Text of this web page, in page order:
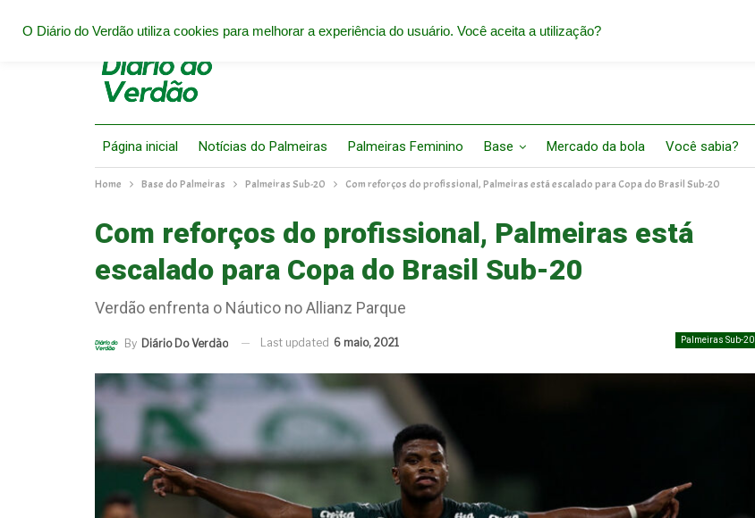
Página inicial Notícias do Palmeiras Palmeiras Feminino Base Mercado da bola Você sabia?
Home Base do Palmeiras Palmeiras Sub-20 Com reforços do profissional, Palmeiras está escalado para Copa do Brasil Sub-20
Com reforços do profissional, Palmeiras está
escalado para Copa do Brasil Sub-20
Verdão enfrenta o Náutico no Allianz Parque
Palmeiras Sub-20
By Diário Do Verdão Last updated 6 maio, 2021
O Diário do Verdão utiliza cookies para melhorar a experiência do usuário. Você aceita a utilização?